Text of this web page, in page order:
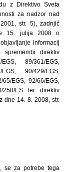
z Direktivo Sveta
za nadzor nad
str. 5), zadnjič
15. julija 2008 o
informacij
direktiv
89/361/EGS,
90/429/EGS,
EGS, 92/66/EGS,
258/ES ter direktiv
dne 14. 8. 2008, str.
se za potrebe tega